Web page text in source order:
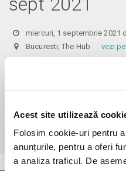
Acest site utilizează
Folosim cookie-uri pentru
anunțurile, pentru a oferi
a analiza traficul. De
miercuri, 1 septembrie 2021
Bucuresti, The Hub vezi
În funcție de ora de
oră / cu 40 minute mai devreme,
Informații suplimentare, la nr. de